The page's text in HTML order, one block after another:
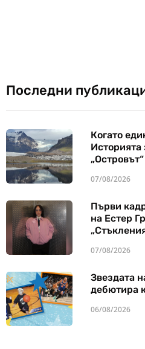
Последни
Когато
Историята
„Островът“
07/08/2026
Първи
на Естер
07/08/2026
Звездата
дебютира
06/08/2026